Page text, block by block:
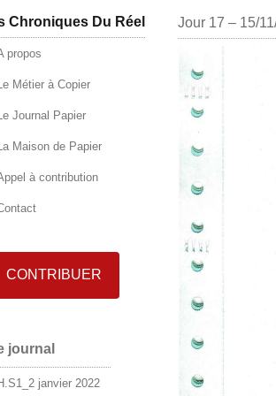
Chroniques Du Réel
propos
Métier à Copier
Journal Papier
Maison de Papier
à contribution
CONTRIBUER
journal
janvier 2022
Jour 17 – 15/